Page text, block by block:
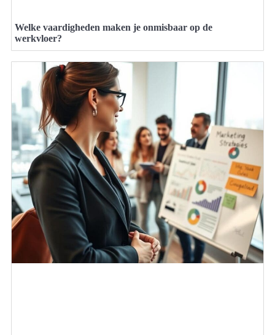
Welke vaardigheden maken je onmisbaar op de
werkvloer?